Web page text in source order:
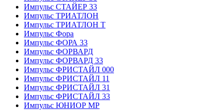
Импульс СТАЙЕР 33
Импульс ТРИАТЛОН
Импульс ТРИАТЛОН Т
Импульс Фора
Импульс ФОРА 33
Импульс ФОРВАРД
Импульс ФОРВАРД 33
Импульс ФРИСТАЙЛ 000
Импульс ФРИСТАЙЛ 11
Импульс ФРИСТАЙЛ 31
Импульс ФРИСТАЙЛ 33
Импульс ЮНИОР МР